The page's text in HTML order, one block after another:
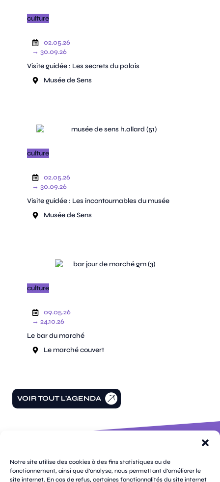
Notre site utilise des cookies à des fins statistiques ou de
fonctionnement, ainsi que d'analyse, nous permettant d'améliorer le
site internet. En cas de refus, certaines fonctionnalités du site internet
culture
02.05.26
→ 30.09.26
Visite guidée : Les secrets du palais
Musée de Sens
culture
02.05.26
→ 30.09.26
Visite guidée : Les incontournables du musée
Musée de Sens
culture
09.05.26
→ 24.10.26
Le bar du marché
Le marché couvert
VOIR TOUT L'AGENDA
de la
république
CS
pages